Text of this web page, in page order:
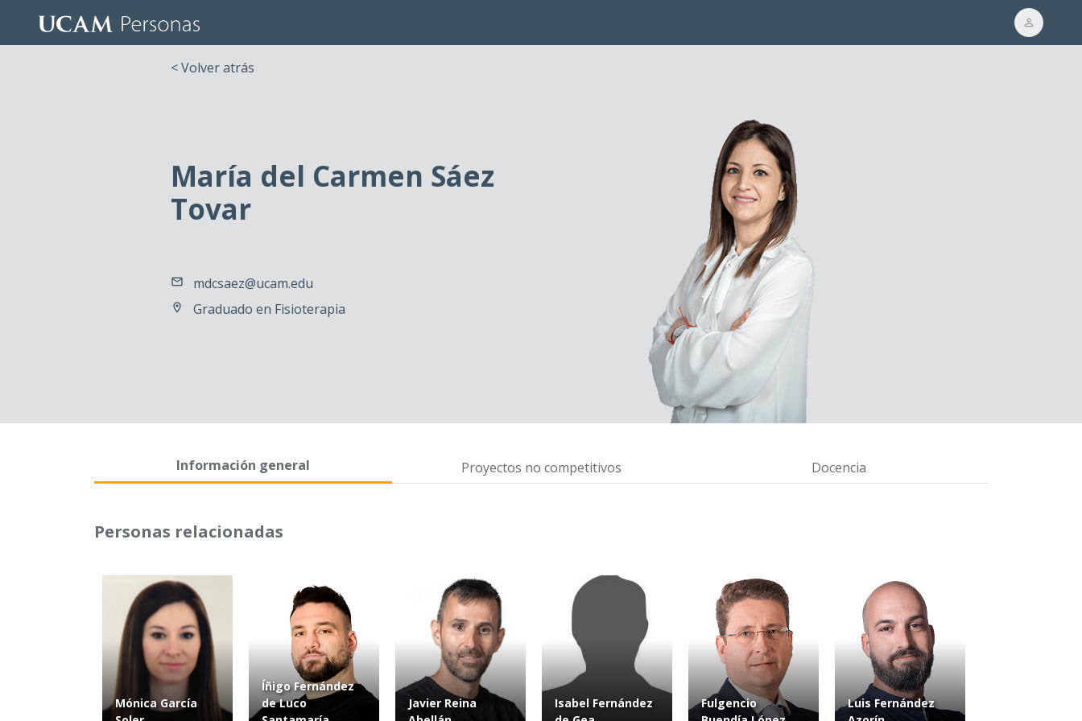
< Volver atrás
María del Carmen Sáez
Tovar
mdcsaez@ucam.edu
Graduado en Fisioterapia
Información general Proyectos no competitivos Docencia
Personas relacionadas
Mónica García
Íñigo Fernández
de Luco
Javier Reina
Isabel Fernández
Fulgencio
Luis Fernández